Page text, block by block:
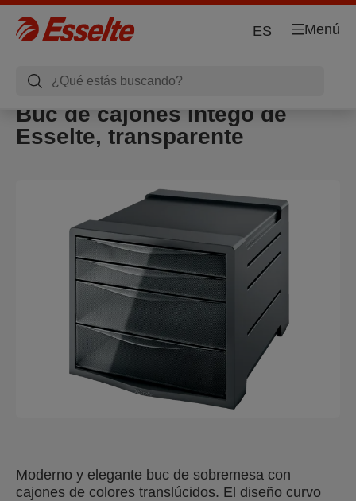
Menú
ES
Buc de cajones Intego de
Esselte, transparente
Moderno y elegante buc de sobremesa con
cajones de colores translúcidos. El diseño curvo